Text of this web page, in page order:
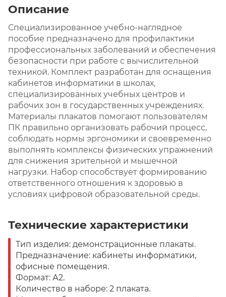
Описание
Специализированное учебно-наглядное
пособие предназначено для профилактики
профессиональных заболеваний и обеспечения
безопасности при работе с вычислительной
техникой. Комплект разработан для оснащения
кабинетов информатики в школах,
специализированных учебных центров и
рабочих зон в государственных учреждениях.
Материалы плакатов помогают пользователям
ПК правильно организовать рабочий процесс,
соблюдать нормы эргономики и своевременно
выполнять комплексы физических упражнений
для снижения зрительной и мышечной
нагрузки. Набор способствует формированию
ответственного отношения к здоровью в
условиях цифровой образовательной среды.
Технические характеристики
Тип изделия: демонстрационные плакаты.
Предназначение: кабинеты информатики,
офисные помещения.
Формат: А2.
Количество в наборе: 2 плаката.